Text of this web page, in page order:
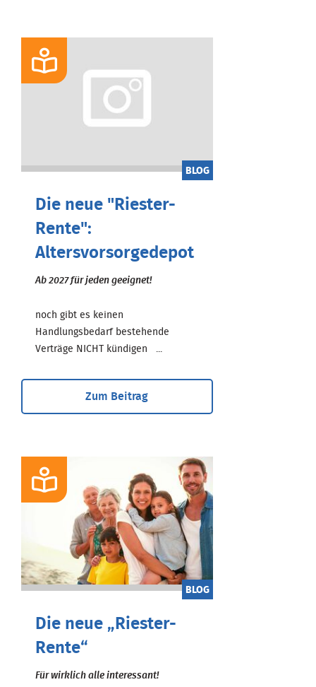
BLOG
Die neue "Riester-
Rente":
Altersvorsorgedepot
Ab 2027 für jeden geeignet!
noch gibt es keinen
Handlungsbedarf bestehende
Verträge NICHT kündigen ...
Zum Beitrag
BLOG
Die neue „Riester-
Rente“
Für wirklich alle interessant!